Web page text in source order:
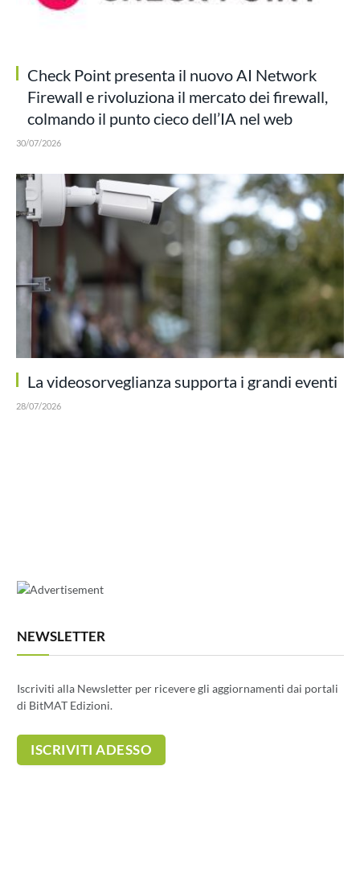
Check Point presenta il nuovo AI Network
Firewall e rivoluziona il mercato dei firewall,
colmando il punto cieco dell’IA nel web
30/07/2026
La videosorveglianza supporta i grandi eventi
28/07/2026
NEWSLETTER
Iscriviti alla Newsletter per ricevere gli aggiornamenti dai portali
di BitMAT Edizioni.